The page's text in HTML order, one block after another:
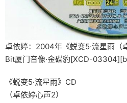
卓依婷：2004年《蜕变5·流星雨（
Bit厦门音像·金碟豹[XCD-
《蜕变5·流星雨》CD
（卓依婷心声2）